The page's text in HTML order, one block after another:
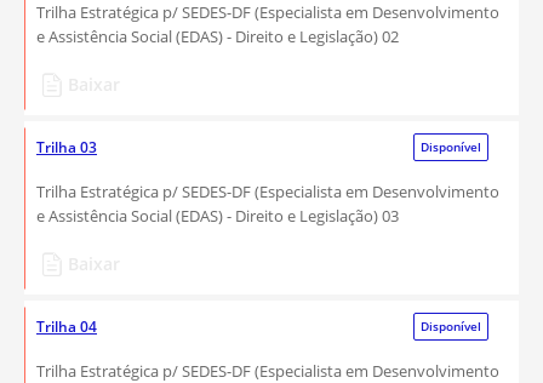
Trilha Estratégica p/ SEDES-DF (Especialista em Desenvolvimento
e Assistência Social (EDAS) - Direito e Legislação) 02
Trilha 03 Disponível
Trilha Estratégica p/ SEDES-DF (Especialista em Desenvolvimento
e Assistência Social (EDAS) - Direito e Legislação) 03
Trilha 04 Disponível
Trilha Estratégica p/ SEDES-DF (Especialista em Desenvolvimento